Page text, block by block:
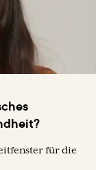
für die